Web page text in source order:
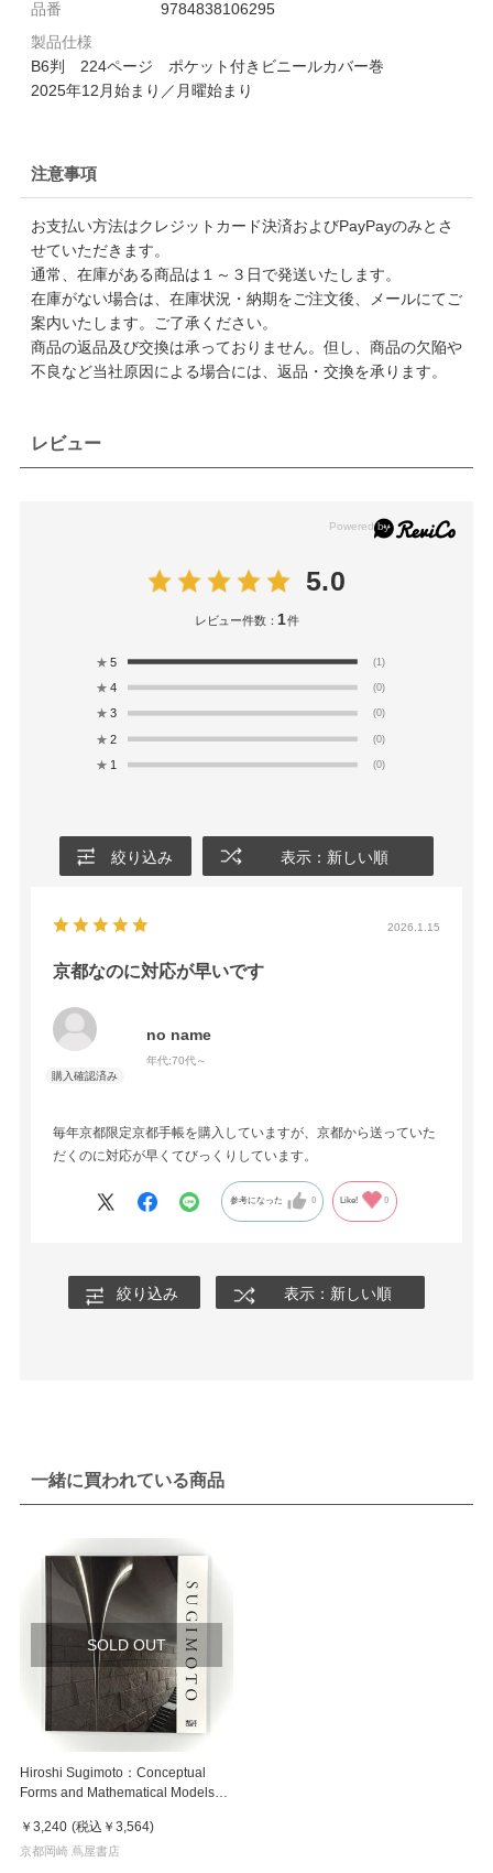
品番
9784838106295
製品仕様
B6判 224ページ ポケット付きビニールカバー巻
2025年12月始まり／月曜始まり
注意事項
お支払い方法はクレジットカード決済およびPayPayのみとさ
せていただきます。
通常、在庫がある商品は１～３日で発送いたします。
在庫がない場合は、在庫状況・納期をご注文後、メールにてご
案内いたします。ご了承ください。
商品の返品及び交換は承っておりません。但し、商品の欠陥や
不良など当社原因による場合には、返品・交換を承ります。
レビュー
5.0
レビュー件数：1件
★ 5 (1)
★ 4 (0)
★ 3 (0)
★ 2 (0)
★ 1 (0)
絞り込み 表示：新しい順
2026.1.15
京都なのに対応が早いです
no name
年代:70代～
毎年京都限定京都手帳を購入していますが、京都から送っていた
だくのに対応が早くてびっくりしています。
参考になった 0 Like! 0
絞り込み 表示：新しい順
一緒に買われている商品
SOLD OUT
Hiroshi Sugimoto：Conceptual
Forms and Mathematical Models
￥3,240 (税込 ￥3,564)
京都岡崎 蔦屋書店